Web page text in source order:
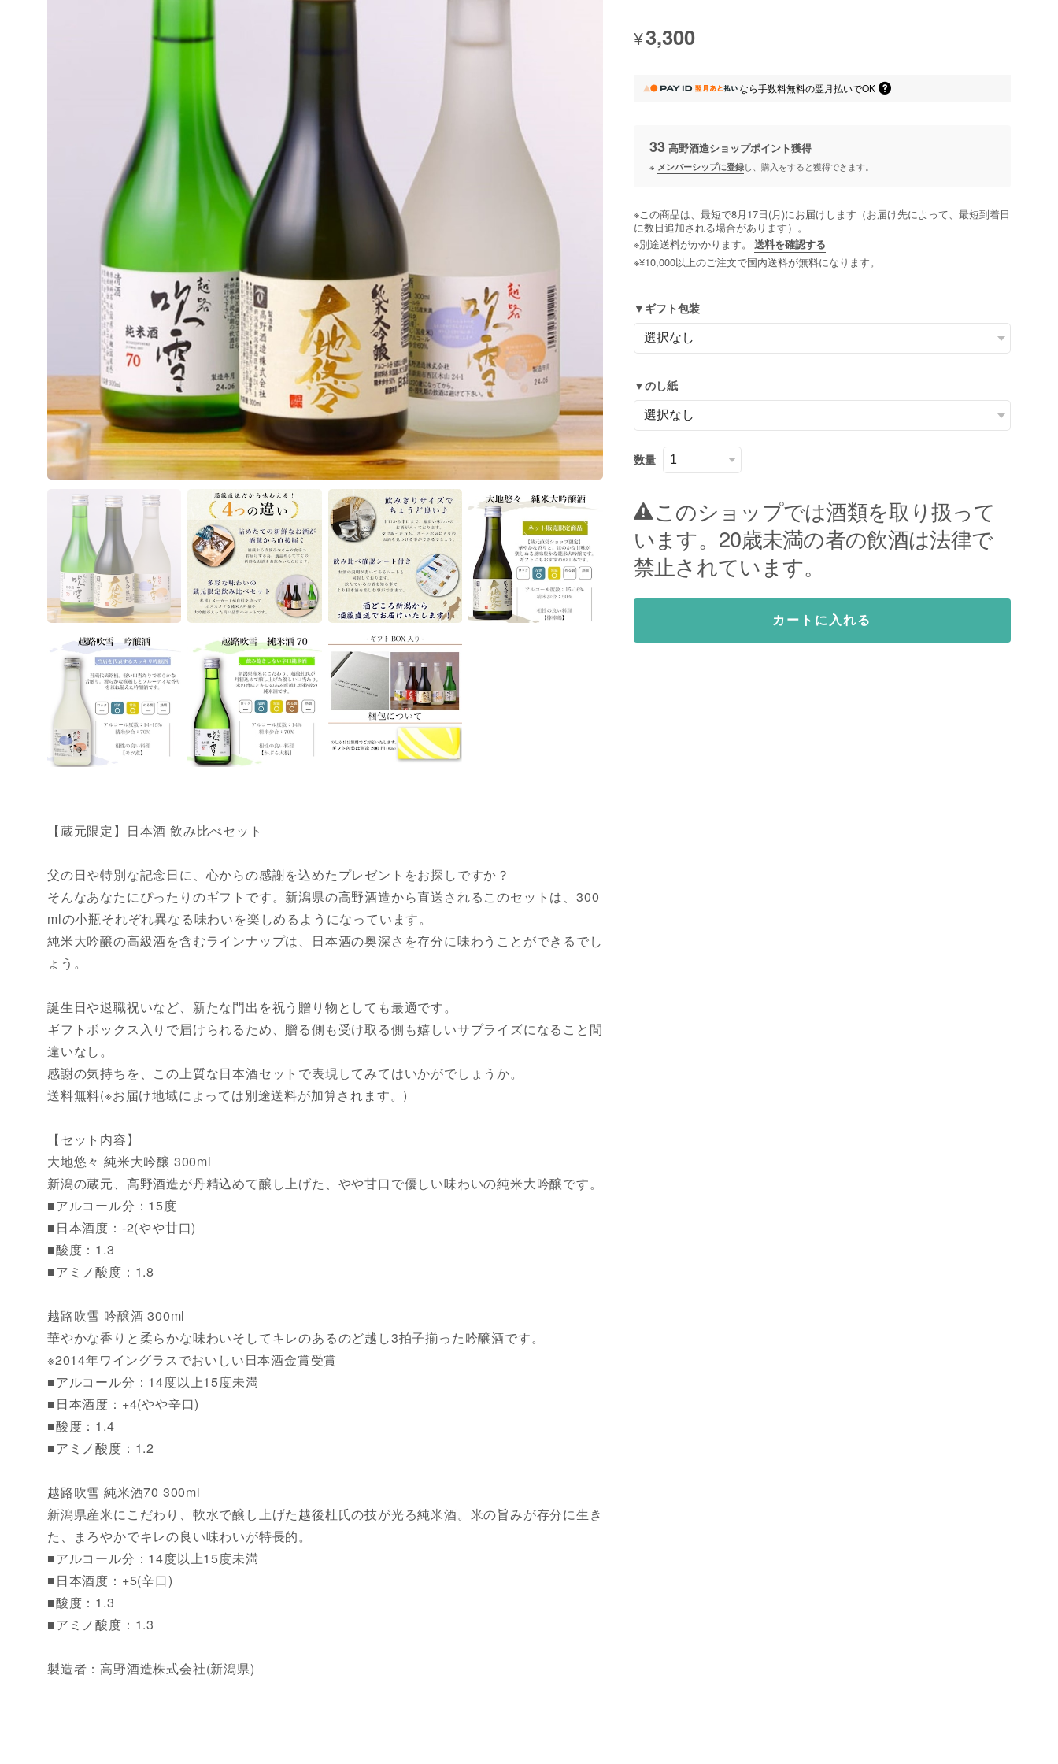
¥3,300
なら手数料無料の翌月払いでOK
33 高野酒造ショップポイント獲得
※ メンバーシップに登録し、購入をすると獲得できます。
※この商品は、最短で8月17日(月)にお届けします（お届け先によって、最短到着日
に数日追加される場合があります）。
※別途送料がかかります。
送料を確認する
※¥10,000以上のご注文で国内送料が無料になります。
▼ギフト包装
▼のし紙
数量
このショップでは酒類を取り扱って
います。20歳未満の者の飲酒は法律で
禁止されています。
カートに入れる
【蔵元限定】日本酒 飲み比べセット
父の日や特別な記念日に、心からの感謝を込めたプレゼントをお探しですか？
そんなあなたにぴったりのギフトです。新潟県の高野酒造から直送されるこのセットは、300
mlの小瓶それぞれ異なる味わいを楽しめるようになっています。
純米大吟醸の高級酒を含むラインナップは、日本酒の奥深さを存分に味わうことができるでし
ょう。
誕生日や退職祝いなど、新たな門出を祝う贈り物としても最適です。
ギフトボックス入りで届けられるため、贈る側も受け取る側も嬉しいサプライズになること間
違いなし。
感謝の気持ちを、この上質な日本酒セットで表現してみてはいかがでしょうか。
送料無料(※お届け地域によっては別途送料が加算されます。)
【セット内容】
大地悠々 純米大吟醸 300ml
新潟の蔵元、高野酒造が丹精込めて醸し上げた、やや甘口で優しい味わいの純米大吟醸です。
■アルコール分：15度
■日本酒度：-2(やや甘口)
■酸度：1.3
■アミノ酸度：1.8
越路吹雪 吟醸酒 300ml
華やかな香りと柔らかな味わいそしてキレのあるのど越し3拍子揃った吟醸酒です。
※2014年ワイングラスでおいしい日本酒金賞受賞
■アルコール分：14度以上15度未満
■日本酒度：+4(やや辛口)
■酸度：1.4
■アミノ酸度：1.2
越路吹雪 純米酒70 300ml
新潟県産米にこだわり、軟水で醸し上げた越後杜氏の技が光る純米酒。米の旨みが存分に生き
た、まろやかでキレの良い味わいが特長的。
■アルコール分：14度以上15度未満
■日本酒度：+5(辛口)
■酸度：1.3
■アミノ酸度：1.3
製造者：高野酒造株式会社(新潟県)